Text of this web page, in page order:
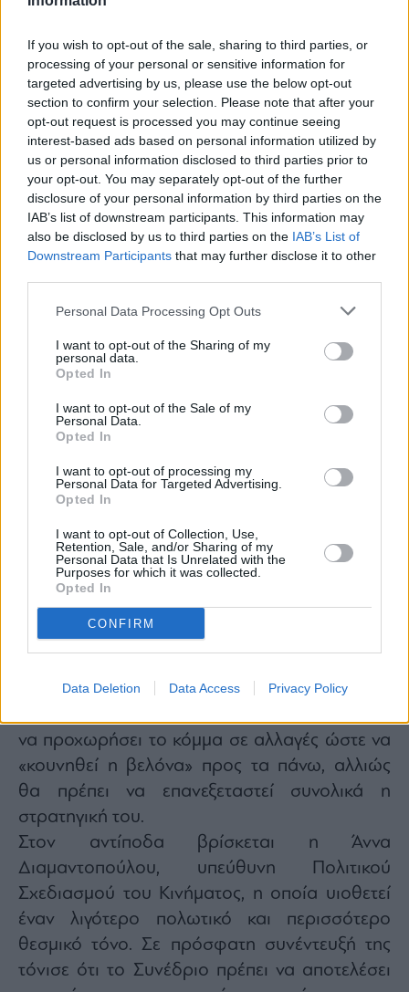
If you wish to opt-out of the sale, sharing to third parties, or
processing of your personal or sensitive information for
targeted advertising by us, please use the below opt-out
section to confirm your selection. Please note that after your
opt-out request is processed you may continue seeing
interest-based ads based on personal information utilized by
us or personal information disclosed to third parties prior to
your opt-out. You may separately opt-out of the further
disclosure of your personal information by third parties on the
IAB’s list of downstream participants. This information may
also be disclosed by us to third parties on the IAB’s List of
Downstream Participants that may further disclose it to other
Personal Data Processing Opt Outs
I want to opt-out of the Sharing of my
personal data.
Opted In
I want to opt-out of the Sale of my
Personal Data.
Opted In
I want to opt-out of processing my
Personal Data for Targeted Advertising.
Opted In
I want to opt-out of Collection, Use,
Retention, Sale, and/or Sharing of my
Personal Data that Is Unrelated with the
Purposes for which it was collected.
Opted In
CONFIRM
Data Deletion Data Access Privacy Policy
Οι υπόλοιποι
Ανάμεσα στους δύο «κύριους πόλους»,
Ανδρουλάκη και Δούκα, υπάρχουν βουλευτές
και κορυφαία στελέχη που έχουν την δική
τους «γραμμή».
Ο Παύλος Γερουλάνος που είναι ένα από τα
παλαιότερα στελέχη της παράταξης, έχει
πρωτοστατήσει σε κριτική προς τη σημερινή
την ανησυχία του για τη στασιμότητα των
να προχωρήσει το κόμμα σε αλλαγές ώστε να
«κουνηθεί η βελόνα» προς τα πάνω, αλλιώς
θα πρέπει να επανεξεταστεί συνολικά η
στρατηγική του.
Στον αντίποδα βρίσκεται η Άννα
Διαμαντοπούλου, υπεύθυνη Πολιτικού
Σχεδιασμού του Κινήματος, η οποία υιοθετεί
έναν λιγότερο πολωτικό και περισσότερο
θεσμικό τόνο. Σε πρόσφατη συνέντευξή της
τόνισε ότι το Συνέδριο πρέπει να αποτελέσει